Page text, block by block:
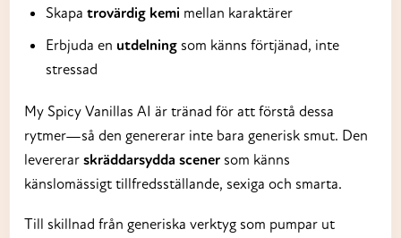
Skapa trovärdig kemi mellan karaktärer
Erbjuda en utdelningsom känns förtjänad, inte
stressad
My Spicy Vanillas AI är tränad för att förstå dessa
rytmer—så den genererar inte bara generisk smut. Den
levererar skräddarsydda scener som känns
känslomässigt tillfredsställande, sexiga och smarta.
Till skillnad från generiska verktyg som pumpar ut